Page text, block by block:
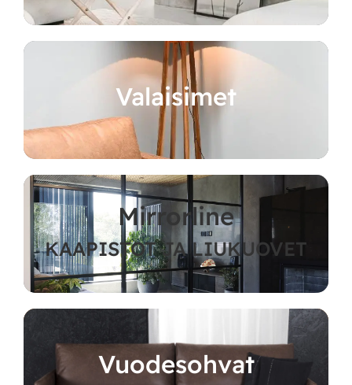
Valaisimet
Mirrorline
KAAPISTOT JA LIUKUOVET
Vuodesohvat